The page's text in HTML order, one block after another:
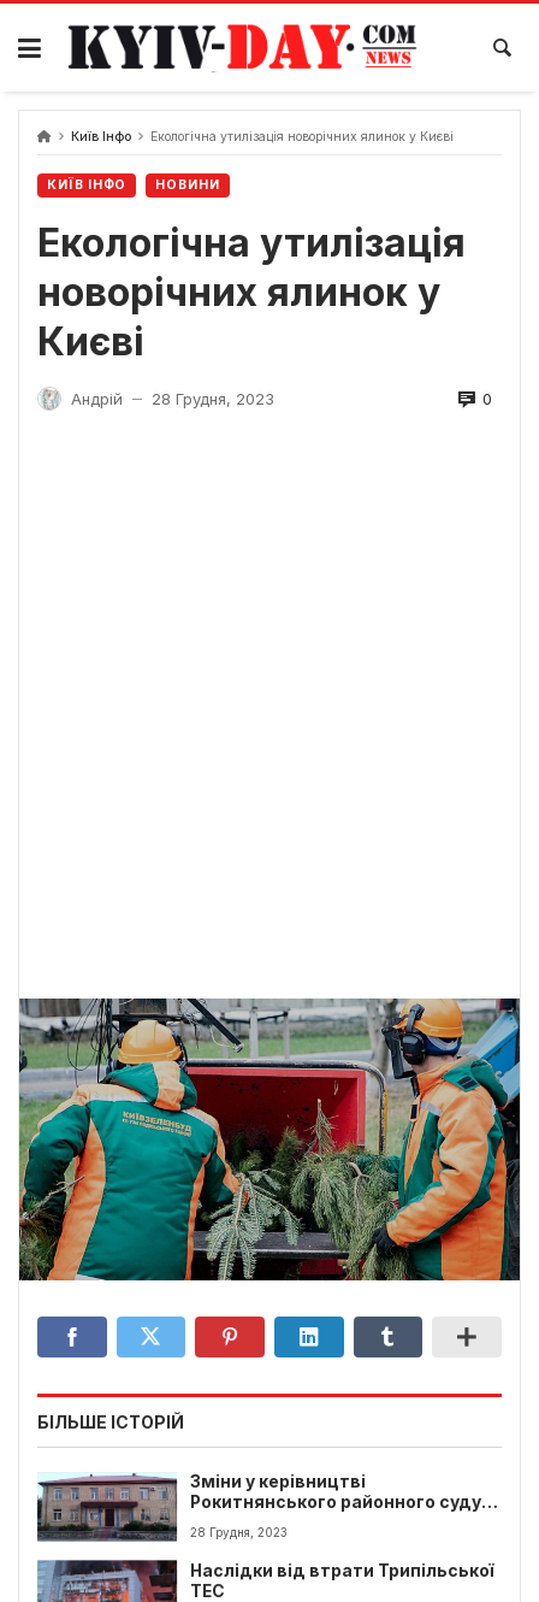
Перейти
вмісту
Київ Інфо Екологічна утилізація новорічних ялинок у Києві
КИЇВ ІНФО НОВИНИ
Екологічна утилізація
новорічних ялинок у
Києві
Андрій — 28 Грудня, 2023 0
БІЛЬШЕ ІСТОРІЙ
Зміни у керівництві
Рокитнянського районного суду
Київської області
28 Грудня, 2023
Наслідки від втрати Трипільської
ТЕС